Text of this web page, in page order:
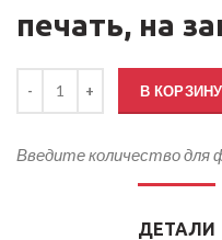
печать, на
В КОРЗИНУ
Введите количество
ДЕТАЛИ